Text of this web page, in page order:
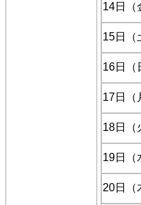
14日（
15日（
16日（
17日（
18日（
19日（
20日（